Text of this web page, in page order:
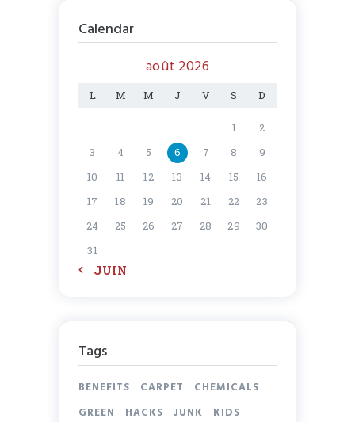
Calendar
août 2026
L M M J V S D
1
2
3
4 5 6 7 8
9
10
11 12 13 14 15
16
17
18 19 20 21 22
23
24
25 26 27 28 29
30
31
« JUIN
Tags
BENEFITS CARPET
CHEMICALS
GREEN
HACKS JUNK
KIDS